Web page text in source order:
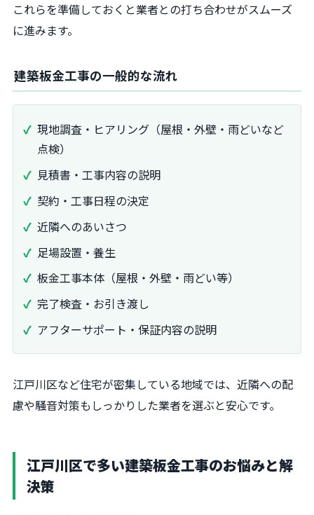
これらを準備しておくと業者との打ち合わせがスムーズ
に進みます。
建築板金工事の一般的な流れ
現地調査・ヒアリング（屋根・外壁・雨どいなど
点検）
見積書・工事内容の説明
契約・工事日程の決定
近隣へのあいさつ
足場設置・養生
板金工事本体（屋根・外壁・雨どい等）
完了検査・お引き渡し
アフターサポート・保証内容の説明
江戸川区など住宅が密集している地域では、近隣への配
慮や騒音対策もしっかりした業者を選ぶと安心です。
江戸川区で多い建築板金工事のお悩みと解
決策